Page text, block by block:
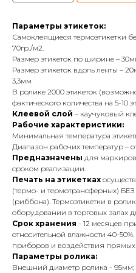
Параметры этикеток:
Самоклеящиеся термоэтикетки
70гр./м2.
Размер этикеток по ширине –
Размер этикеток вдоль ленты –
3,3мм
В ролике 2000 этикеток
фактического количества на 5-10
Клеевой слой – каучуковый
Рабочие характеристики:
Минимальная температура
Диапазон рабочих температур –
Предназначены для
сроком реализации.
Печать на этикетках
(термо- и термотрансферных)
(риббона). Термоэтикетки в
оборудовании в торговых залах
Срок хранения - 12 месяцев
относительной влажности 40-
приборов и воздействия прямых
Параметры ролика:
Внешний диаметр ролика - 95мм;